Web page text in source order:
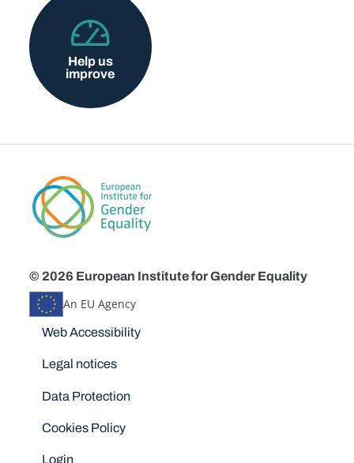
Help us
improve
© 2026 European Institute for Gender Equality
An EU Agency
Disclaimers
Web Accessibility
Legal notices
Data Protection
Cookies Policy
Login